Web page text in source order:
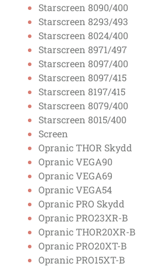
Starscreen 8090/400
Starscreen 8293/493
Starscreen 8024/400
Starscreen 8971/497
Starscreen 8097/400
Starscreen 8097/415
Starscreen 8197/415
Starscreen 8079/400
Starscreen 8015/400
Screen
Opranic THOR Skydd
Opranic VEGA90
Opranic VEGA69
Opranic VEGA54
Opranic PRO Skydd
Opranic PRO23XR-B
Opranic THOR20XR-B
Opranic PRO20XT-B
Opranic PRO15XT-B